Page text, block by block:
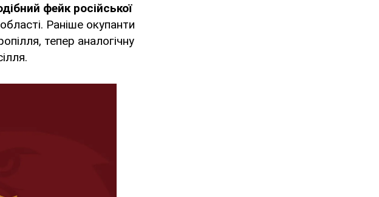
фейк російської
Раніше окупанти
тепер аналогічну